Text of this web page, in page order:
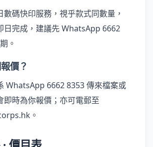
數碼快印服務，視乎款式同數量，
日完成，建議先 WhatsApp 6662
。
價？
WhatsApp 6662 8353 傳來檔案或
即時為你報價；亦可電郵至
。